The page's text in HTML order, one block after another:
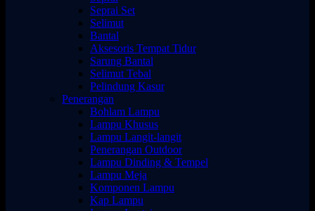
Seprai Set
Selimut
Bantal
Aksesoris Tempat Tidur
Sarung Bantal
Selimut Tebal
Pelindung Kasur
Penerangan
Bohlam Lampu
Lampu Khusus
Lampu Langit-langit
Penerangan Outdoor
Lampu Dinding & Tempel
Lampu Meja
Komponen Lampu
Kap Lampu